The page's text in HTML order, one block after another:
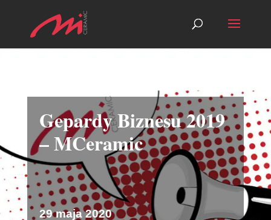
Gepardy Biznesu 2019
– MCeramic
29 maja 2020